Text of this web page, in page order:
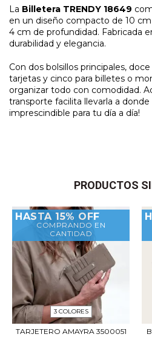
La Billetera TRENDY 18649
en un diseño compacto de 10
4 cm de profundidad. Fabricada
durabilidad y elegancia.
Con dos bolsillos principales,
tarjetas y cinco para billetes o
organizar todo con comodidad.
transporte facilita llevarla a donde
imprescindible para tu día a día!
PRODUCTOS
HASTA 15% OFF
COMPRANDO EN
CANTIDAD
3 COLORES
TARJETERO AMAYRA 3500051